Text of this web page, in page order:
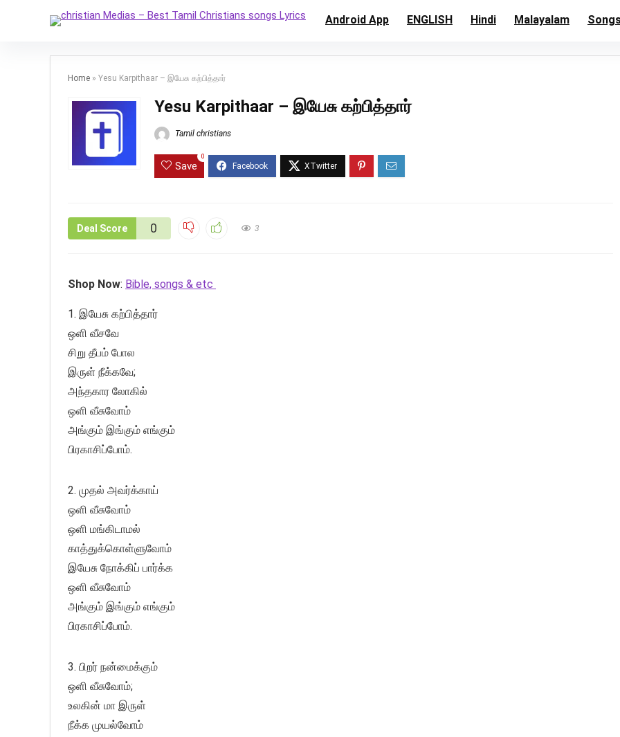
Android App ENGLISH Hindi Malayalam
Home » Yesu Karpithaar – இயேசு கற்பித்தார்
Yesu Karpithaar – இயேசு கற்பித்தார்
Tamil christians
Save
0
Deal Score 0 3
Shop Now: Bible, songs & etc
1. இயேசு கற்பித்தார்
ஒளி வீசவே
சிறு தீபம் போல
இருள் நீக்கவே;
அந்தகார லோகில்
ஒளி வீசுவோம்
அங்கும் இங்கும் எங்கும்
பிரகாசிப்போம்.
2. முதல் அவர்க்காய்
ஒளி வீசுவோம்
ஒளி மங்கிடாமல்
காத்துக்கொள்ளுவோம்
இயேசு நோக்கிப் பார்க்க
ஒளி வீசுவோம்
அங்கும் இங்கும் எங்கும்
பிரகாசிப்போம்.
3. பிறர் நன்மைக்கும்
ஒளி வீசுவோம்;
உலகின் மா இருள்
நீக்க முயல்வோம்